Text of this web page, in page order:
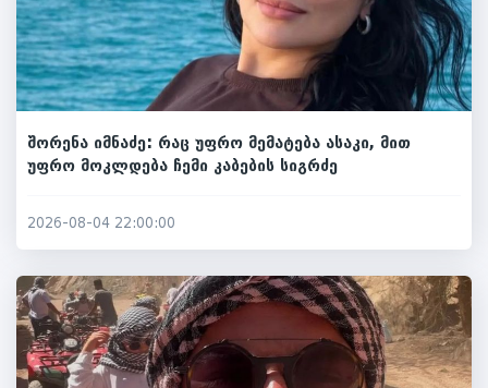
შორენა იმნაძე: რაც უფრო მემატება ასაკი, მით
უფრო მოკლდება ჩემი კაბების სიგრძე
2026-08-04 22:00:00